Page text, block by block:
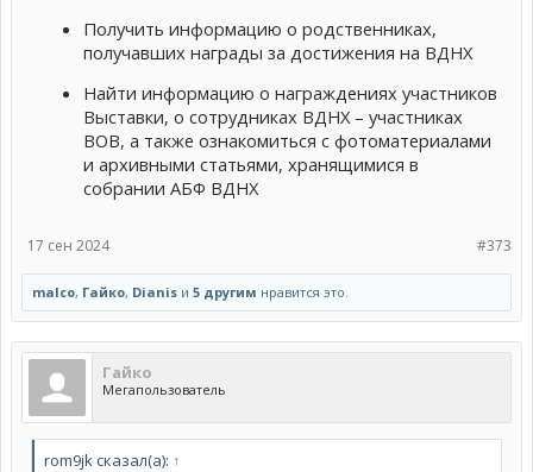
Получить информацию о родственниках,
получавших награды за достижения на ВДНХ
Найти информацию о награждениях участников
Выставки, о сотрудниках ВДНХ – участниках
ВОВ, а также ознакомиться с фотоматериалами
и архивными статьями, хранящимися в
собрании АБФ ВДНХ
#373
17 сен 2024
malco, Гайко, Dianis и 5 другим нравится это.
Гайко
Мегапользователь
rom9jk сказал(а): ↑